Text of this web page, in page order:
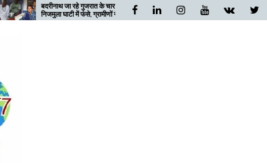
बदरीनाथ जा रहे गुजरात के चार यात्री
निजमुला घाटी में फंसे, ग्रामीणों ने दिया
सहारा
खैनूरी सड़क के शीघ्र सुधारीकरण के
निर्देश, मुख्यमंत्री ने लिया संज्ञान